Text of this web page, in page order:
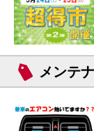
メンテ